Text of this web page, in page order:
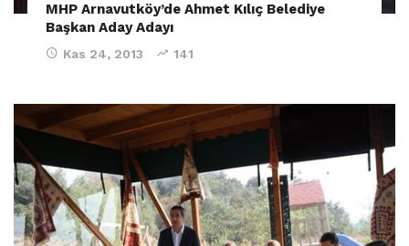
MHP Arnavutköy’de Ahmet Kılıç Belediye
Başkan Aday Adayı
Kas 24, 2013 141